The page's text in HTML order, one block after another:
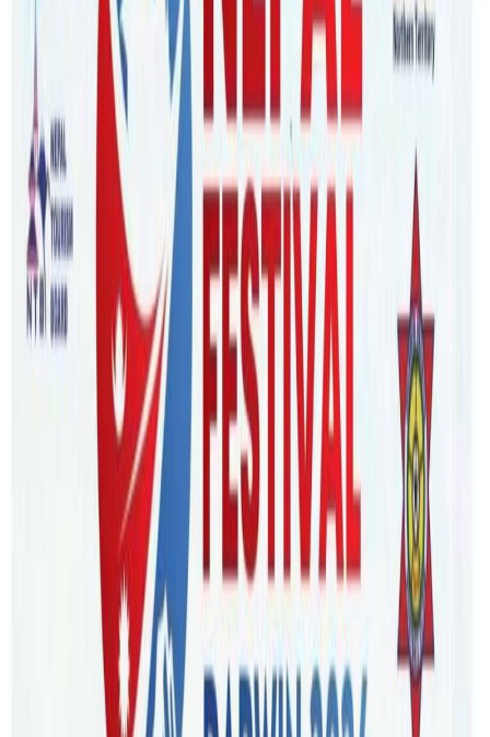
Friday, 2021 December 24 / 2:51 pm
अ− अ
सिड्नी/ गत डिसेम्बर ४ तारिखमा भएको न्यु साउथ वेल्स राज्यको
स्थानिय निकायको चुनावमा निर्वाचित नेपालीमूलकी काउन्सिलरले
आज पद तथा गोपनियताको सपथ ग्रहण गर्नुभएको छ । गत
निर्वाचनमा सिड्नीको क्यान्टबरी ब्याङस् टाउन सिटी काउन्सिलमा
नेपालीमुलकी नर्स भद्रा वाइबा काउन्सिलर पदमा निर्वाचित हुनु भएको
हो । सपथ ग्रहण कार्यक्रममा भद्रा नेपाली पोसाक तामाङ भेषभुसामा